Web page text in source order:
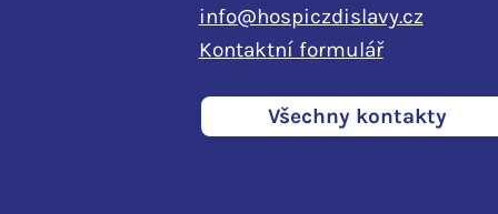
info@hospiczdislavy.cz
Kontaktní formulář
Všechny kontakty